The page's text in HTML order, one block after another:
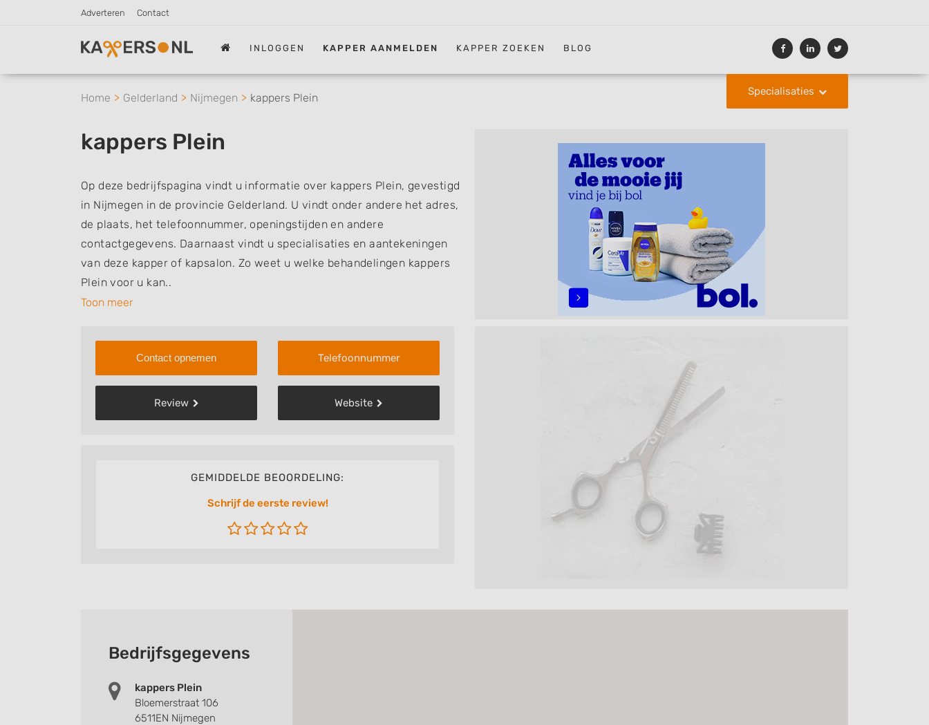
Adverteren Contact
INLOGGEN KAPPER AANMELDEN KAPPER ZOEKEN BLOG
Specialisaties
Home Gelderland Nijmegen kappers Plein
kappers Plein
Op deze bedrijfspagina vindt u informatie over kappers Plein, gevestigd
in Nijmegen in de provincie Gelderland. U vindt onder andere het adres,
de plaats, het telefoonnummer, openingstijden en andere
contactgegevens. Daarnaast vindt u specialisaties en aantekeningen
van deze kapper of kapsalon. Zo weet u welke behandelingen kappers
Plein voor u kan..
Toon meer
Contact opnemen
Review
Telefoonnummer
Website
GEMIDDELDE BEOORDELING:
Schrijf de eerste review!
Bedrijfsgegevens
kappers Plein
Bloemerstraat 106
6511EN Nijmegen